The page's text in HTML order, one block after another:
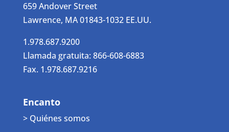
659 Andover Street
Lawrence, MA 01843-1032 EE.UU.
1.978.687.9200
Llamada gratuita: 866-608-6883
Fax. 1.978.687.9216
Encanto
> Quiénes somos